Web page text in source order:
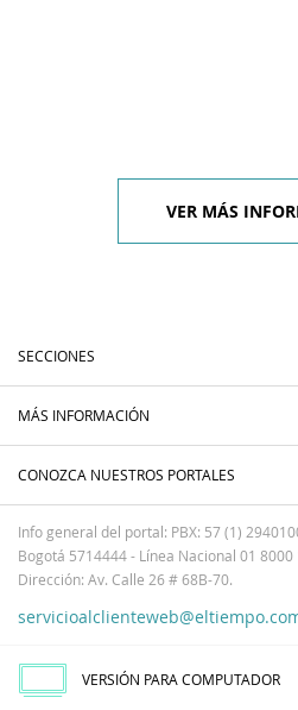
VER MÁS
SECCIONES
MÁS INFORMACIÓN
CONOZCA NUESTROS PORTALES
Info general del portal: PBX: 57 (1)
Bogotá 5714444 - Línea Nacional 01 8000
Dirección: Av. Calle 26 # 68B-70.
VERSIÓN PARA COMPUTADOR